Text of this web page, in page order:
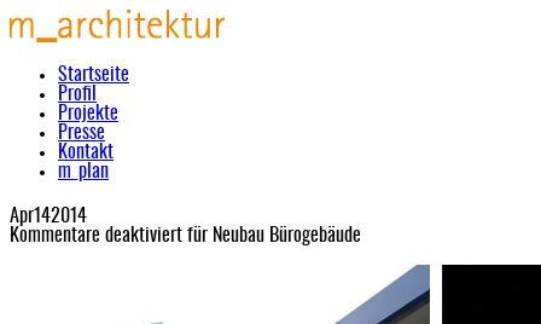
Startseite
Profil
Projekte
Presse
Kontakt
m_plan
Apr142014
Kommentare deaktiviert für Neubau Bürogebäude